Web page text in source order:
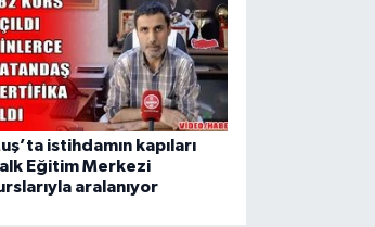
istihdamın kapıları
Eğitim Merkezi
aralanıyor